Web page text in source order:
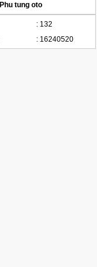
Phu tung oto
: 132
: 16240520